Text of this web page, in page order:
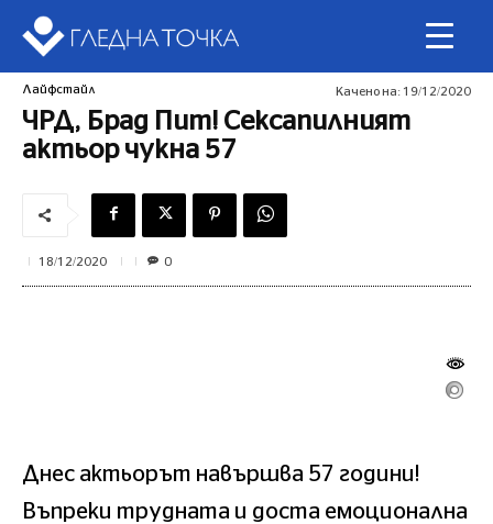
Лайфстайл Качено на: 19/12/2020
ЧРД, Брад Пит! Сексапилният
актьор чукна 57
18/12/2020 0
Днес актьорът навършва 57 години!
Въпреки трудната и доста емоционална